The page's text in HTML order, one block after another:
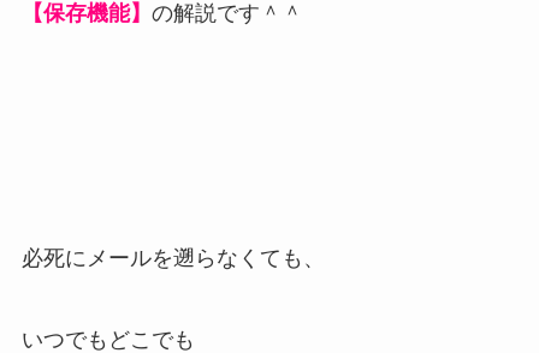
【保存機能】 の解説です＾＾
必死にメールを遡らなくても、
いつでもどこでも